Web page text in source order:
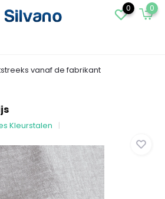
0 0
vanaf de fabrikant
Kleurstalen